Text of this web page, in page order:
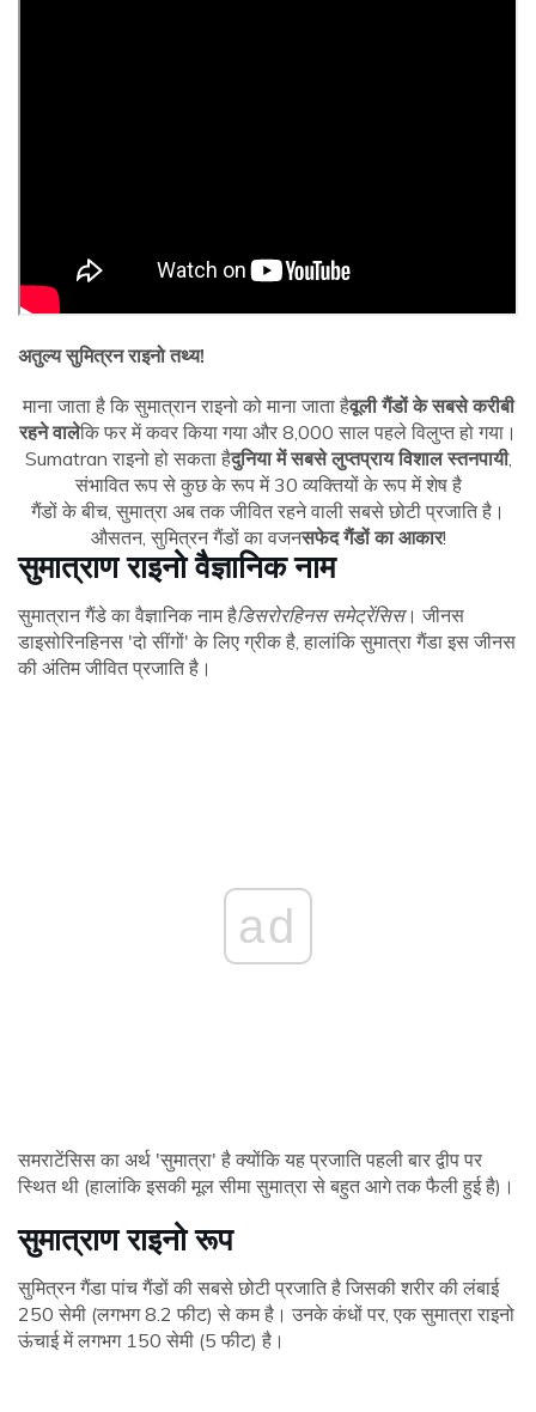
अतुल्य सुमित्रन राइनो तथ्य!
माना जाता है कि सुमात्रान राइनो को माना जाता हैवूली गैंडों के सबसे करीबी
रहने वालेकि फर में कवर किया गया और 8,000 साल पहले विलुप्त हो गया।
Sumatran राइनो हो सकता हैदुनिया में सबसे लुप्तप्राय विशाल स्तनपायी,
संभावित रूप से कुछ के रूप में 30 व्यक्तियों के रूप में शेष है
गैंडों के बीच, सुमात्रा अब तक जीवित रहने वाली सबसे छोटी प्रजाति है।
औसतन, सुमित्रन गैंडों का वजनसफेद गैंडों का आकार!
सुमात्राण राइनो वैज्ञानिक नाम
सुमात्रान गैंडे का वैज्ञानिक नाम हैडिसरोरहिनस समेट्रेंसिस। जीनस
डाइसोरिनहिनस 'दो सींगों' के लिए ग्रीक है, हालांकि सुमात्रा गैंडा इस जीनस
की अंतिम जीवित प्रजाति है।
ad
समराटेंसिस का अर्थ 'सुमात्रा' है क्योंकि यह प्रजाति पहली बार द्वीप पर
स्थित थी (हालांकि इसकी मूल सीमा सुमात्रा से बहुत आगे तक फैली हुई है)।
सुमात्राण राइनो रूप
सुमित्रन गैंडा पांच गैंडों की सबसे छोटी प्रजाति है जिसकी शरीर की लंबाई
250 सेमी (लगभग 8.2 फीट) से कम है। उनके कंधों पर, एक सुमात्रा राइनो
ऊंचाई में लगभग 150 सेमी (5 फीट) है।